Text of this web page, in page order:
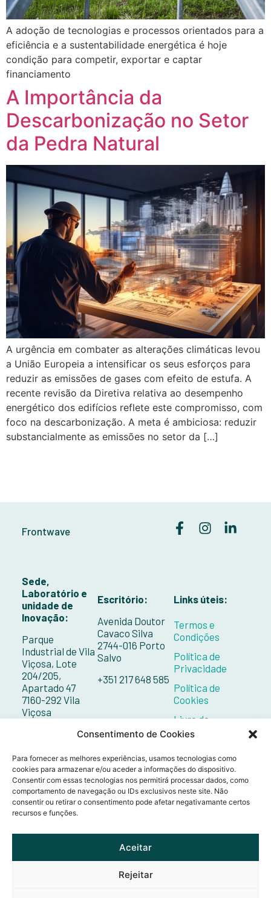
Consentimento de Cookies
Para fornecer as melhores experiências, usamos tecnologias como
cookies para armazenar e/ou aceder a informações do dispositivo.
Consentir com essas tecnologias nos permitirá processar dados, como
comportamento de navegação ou IDs exclusivos neste site. Não
consentir ou retirar o consentimento pode afetar negativamante certos
recursos e funções.
Aceitar
Rejeitar
A adoção de tecnologias e processos orientados para a
eficiência e a sustentabilidade energética é hoje
condição para competir, exportar e captar
financiamento
A Importância da
Descarbonização no Setor
da Pedra Natural
A urgência em combater as alterações climáticas levou
a União Europeia a intensificar os seus esforços para
reduzir as emissões de gases com efeito de estufa. A
recente revisão da Diretiva relativa ao desempenho
energético dos edifícios reflete este compromisso, com
foco na descarbonização. A meta é ambiciosa: reduzir
substancialmente as emissões no setor da […]
Frontwave
Sede,
Laboratório e
unidade de
Inovação:
Parque
Industrial de Vila
Viçosa, Lote
204/205,
Apartado 47
7160-292 Vila
Viçosa
+351 268 098 132
Escritório:
Avenida Doutor
Cavaco Silva
2744-016 Porto
Salvo
+351 217 648 585
Links úteis:
Termos e
Condições
Política de
Privacidade
Política de
Cookies
Livro de
Reclamações